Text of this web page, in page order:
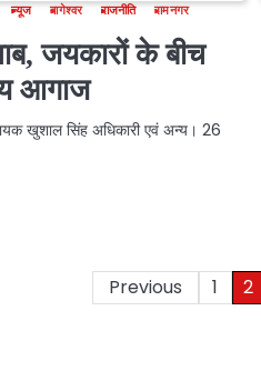
न्यूज बागेश्वर राजनीति
रामनगर
जयकारों के बीच
आगाज
खुशाल सिंह अधिकारी एवं अन्य। 26
Previous 1 2